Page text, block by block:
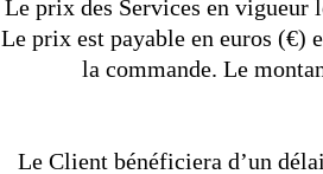
Le prix des Services en vigueur
Le prix est payable en euros (€)
la commande. Le
Le Client bénéficiera d’un